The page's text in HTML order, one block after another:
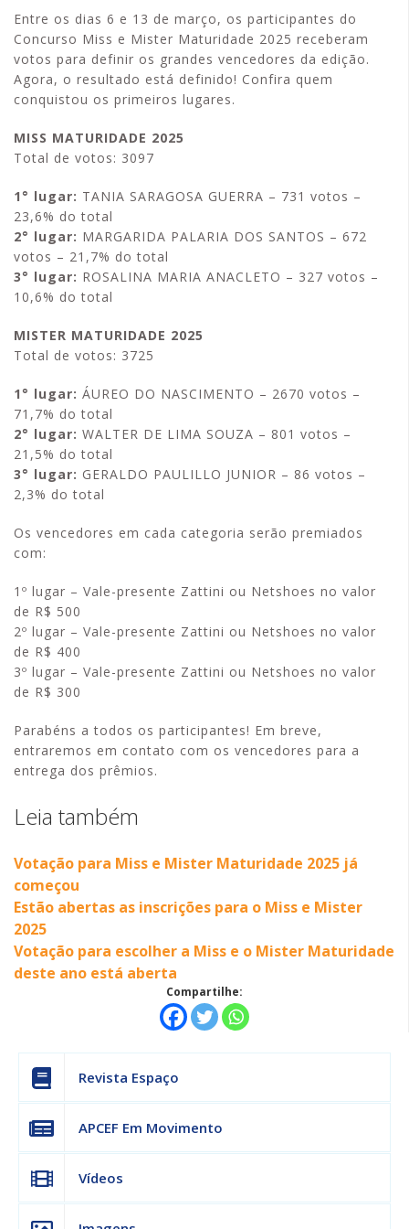
Entre os dias 6 e 13 de março, os participantes do
Concurso Miss e Mister Maturidade 2025 receberam
votos para definir os grandes vencedores da edição.
Agora, o resultado está definido! Confira quem
conquistou os primeiros lugares.
MISS MATURIDADE 2025
Total de votos: 3097
1° lugar: TANIA SARAGOSA GUERRA – 731 votos –
23,6% do total
2° lugar: MARGARIDA PALARIA DOS SANTOS – 672
votos – 21,7% do total
3° lugar: ROSALINA MARIA ANACLETO – 327 votos –
10,6% do total
MISTER MATURIDADE 2025
Total de votos: 3725
1° lugar: ÁUREO DO NASCIMENTO – 2670 votos –
71,7% do total
2° lugar: WALTER DE LIMA SOUZA – 801 votos –
21,5% do total
3° lugar: GERALDO PAULILLO JUNIOR – 86 votos –
2,3% do total
Os vencedores em cada categoria serão premiados
com:
1º lugar – Vale-presente Zattini ou Netshoes no valor
de R$ 500
2º lugar – Vale-presente Zattini ou Netshoes no valor
de R$ 400
3º lugar – Vale-presente Zattini ou Netshoes no valor
de R$ 300
Parabéns a todos os participantes! Em breve,
entraremos em contato com os vencedores para a
entrega dos prêmios.
Leia também
Votação para Miss e Mister Maturidade 2025 já
começou
Estão abertas as inscrições para o Miss e Mister
2025
Votação para escolher a Miss e o Mister Maturidade
deste ano está aberta
Compartilhe:
Revista Espaço
APCEF Em Movimento
Vídeos